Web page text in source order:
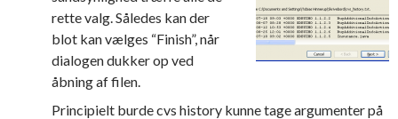
rette valg. Således kan der
blot kan vælges “Finish”, når
dialogen dukker op ved
åbning af filen.
Principielt burde cvs history kunne tage argumenter på